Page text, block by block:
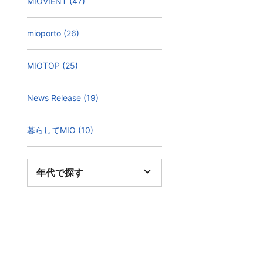
mioporto (26)
MIOTOP (25)
News Release (19)
暮らしてMIO (10)
年代で探す